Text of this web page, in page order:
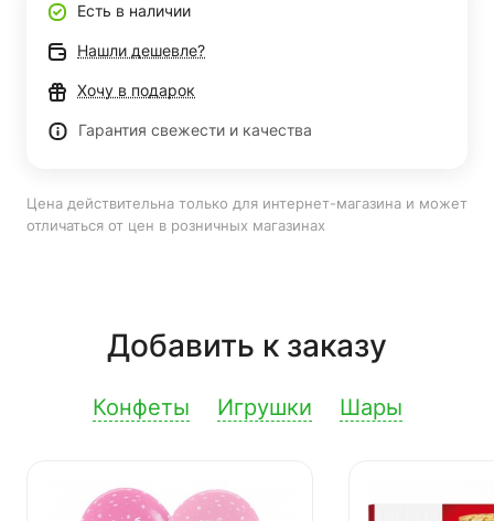
Есть в наличии
Нашли дешевле?
Хочу в подарок
Гарантия свежести и качества
Цена действительна только для интернет-магазина и может
отличаться от цен в розничных магазинах
Добавить к заказу
Конфеты Игрушки Шары